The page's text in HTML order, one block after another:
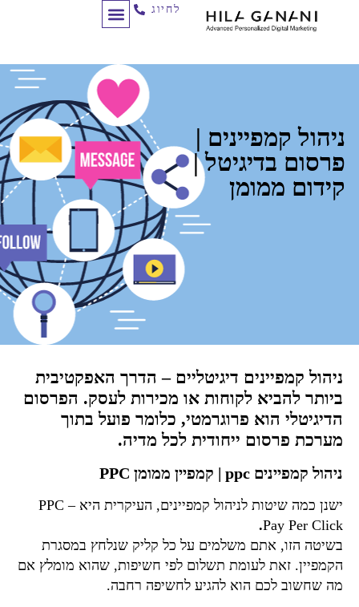
לחיוג
ניהול קמפיינים |
פרסום בדיגיטל |
קידום ממומן
ניהול קמפיינים דיגיטליים – הדרך האפקטיבית
ביותר להביא לקוחות או מכירות לעסק. הפרסום
הדיגיטלי הוא פרוגרמטי, כלומר פועל בתוך
מערכת פרסום ייחודית לכל מדיה.
ניהול קמפיינים ppc | קמפיין ממומן PPC
ישנן כמה שיטות לניהול קמפיינים, העיקרית היא PPC –
Pay Per Click
.
בשיטה הזו, אתם משלמים על כל קליק שנלחץ במסגרת
הקמפיין. זאת לעומת תשלום לפי חשיפות, שהוא מומלץ אם
מה שחשוב לכם הוא להגיע לחשיפה רחבה.